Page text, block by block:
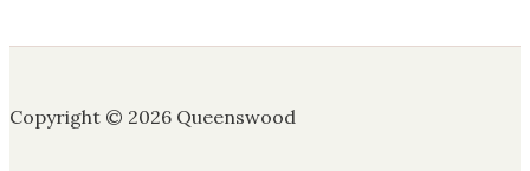
Copyright © 2026 Queenswood